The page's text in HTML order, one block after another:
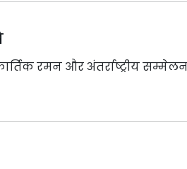
रमन और अंतर्राष्ट्रीय